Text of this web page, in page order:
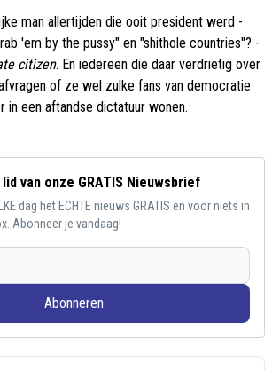
man allertijden die ooit president werd -
'em by the pussy" en "shithole countries"? -
citizen. En iedereen die daar verdrietig over
of ze wel zulke fans van democratie
in een aftandse dictatuur wonen.
lid van onze GRATIS Nieuwsbrief
dag het ECHTE nieuws GRATIS en voor niets in
Abonneer je vandaag!
Abonneren